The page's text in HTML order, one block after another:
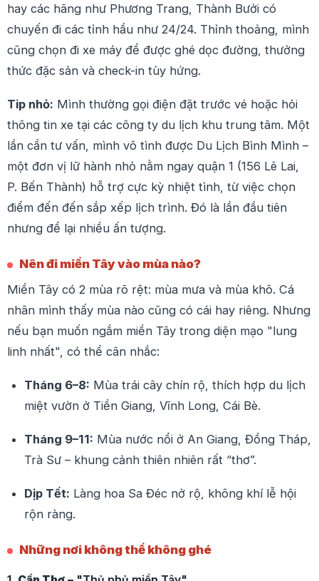
hay các hãng như Phương Trang, Thành Bưởi có
chuyến đi các tỉnh hầu như 24/24. Thỉnh thoảng, mình
cũng chọn đi xe máy để được ghé dọc đường, thưởng
thức đặc sản và check-in tùy hứng.
Tip nhỏ: Mình thường gọi điện đặt trước vé hoặc hỏi
thông tin xe tại các công ty du lịch khu trung tâm. Một
lần cần tư vấn, mình vô tình được Du Lịch Bình Mình –
một đơn vị lữ hành nhỏ nằm ngay quận 1 (156 Lê Lai,
P. Bến Thành) hỗ trợ cực kỳ nhiệt tình, từ việc chọn
điểm đến đến sắp xếp lịch trình. Đó là lần đầu tiên
nhưng để lại nhiều ấn tượng.
Nên đi miền Tây vào mùa nào?
Miền Tây có 2 mùa rõ rệt: mùa mưa và mùa khô. Cá
nhân mình thấy mùa nào cũng có cái hay riêng. Nhưng
nếu bạn muốn ngắm miền Tây trong diện mạo "lung
linh nhất", có thể cân nhắc:
Tháng 6–8: Mùa trái cây chín rộ, thích hợp du lịch
miệt vườn ở Tiền Giang, Vĩnh Long, Cái Bè.
Tháng 9–11: Mùa nước nổi ở An Giang, Đồng Tháp,
Trà Sư – khung cảnh thiên nhiên rất “thơ”.
Dịp Tết: Làng hoa Sa Đéc nở rộ, không khí lễ hội
rộn ràng.
Những nơi không thể không ghé